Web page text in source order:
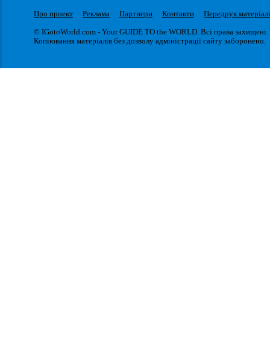
Про проект Реклама Партнери Контакти
Передрук
© IGotoWorld.com - Your GUIDE TO the WORLD. Всі права захищені.
Копіювання матеріалів без дозволу адміністрації сайту заборонено.